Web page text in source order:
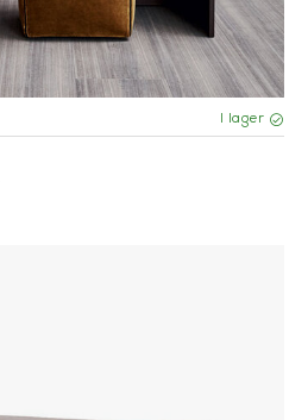
I lager